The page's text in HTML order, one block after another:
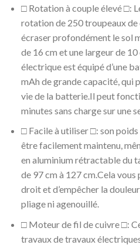
□ Rotation à couple élevé □:
rotation de 250 troupeaux de
écraser profondément le sol
de 16 cm et une largeur de
électrique est équipé d’une
mAh de grande capacité, qui
vie de la batterie.Il peut
minutes sans charge sur une
□ Facile à utiliser □: son poids
être facilement maintenu,
en aluminium rétractable du
de 97 cm à 127 cm.Cela
droit et d’empêcher la
pliage ni agenouillé.
□ Moteur de fil de cuivre □:
travaux de travaux